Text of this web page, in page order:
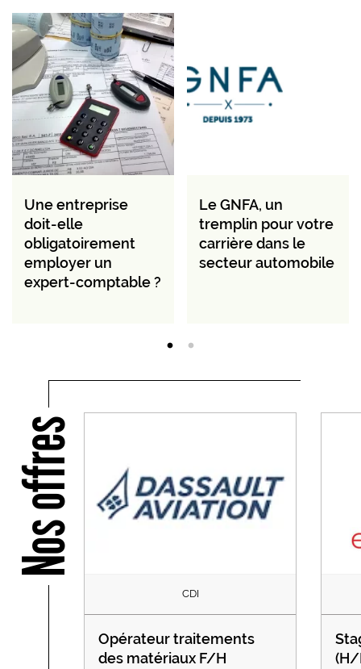
Une entreprise
doit-elle
obligatoirement
employer un
expert-comptable ?
Le GNFA, un
tremplin pour votre
carrière dans le
secteur automobile
Nos offres
CDI
Opérateur traitements
des matériaux F/H
(H/